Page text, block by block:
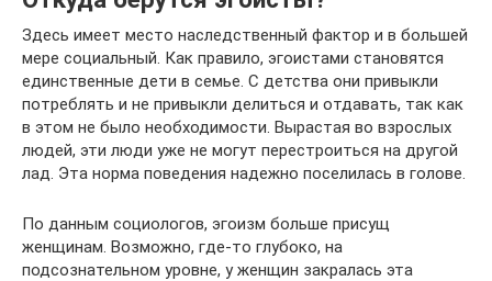
Здесь имеет место наследственный фактор и в большей
мере социальный. Как правило, эгоистами становятся
единственные дети в семье. С детства они привыкли
потреблять и не привыкли делиться и отдавать, так как
в этом не было необходимости. Вырастая во взрослых
людей, эти люди уже не могут перестроиться на другой
лад. Эта норма поведения надежно поселилась в голове.
По данным социологов, эгоизм больше присущ
женщинам. Возможно, где-то глубоко, на
подсознательном уровне, у женщин закралась эта